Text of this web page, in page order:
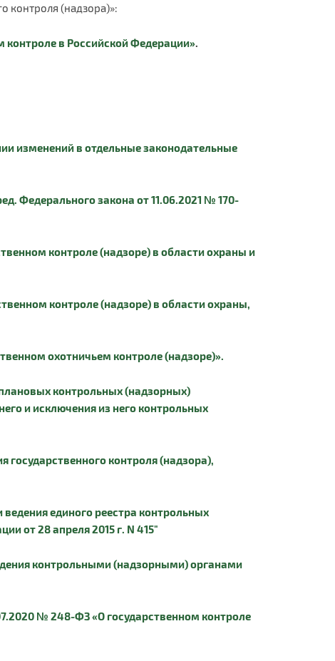
контроля (надзора)»:
в Российской Федерации».
изменений в отдельные законодательные
Федерального закона от 11.06.2021 № 170-
контроле (надзоре) в области охраны и
контроле (надзоре) в области охраны,
охотничьем контроле (надзоре)».
контрольных (надзорных)
и исключения из него контрольных
государственного контроля (надзора),
единого реестра контрольных
от 28 апреля 2015 г. N 415"
контрольными (надзорными) органами
№ 248-ФЗ «О государственном контроле